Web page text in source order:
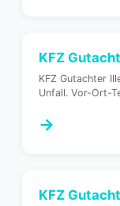
KFZ
KFZ Gutachter
Unfall. Vor-Ort-
→
KFZ